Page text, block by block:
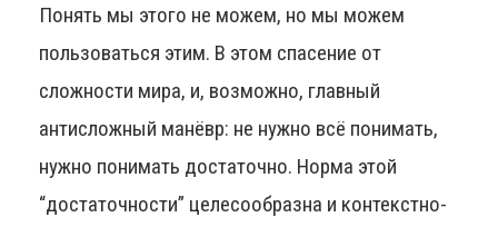
Понять мы этого не можем, но мы можем
пользоваться этим. В этом спасение от
сложности мира, и, возможно, главный
антисложный манёвр: не нужно всё понимать,
нужно понимать достаточно. Норма этой
“достаточности” целесообразна и контекстно-